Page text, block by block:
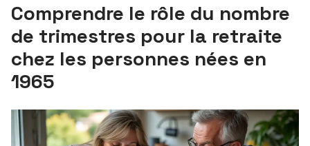
Comprendre le rôle du nombre
de trimestres pour la retraite
chez les personnes nées en
1965